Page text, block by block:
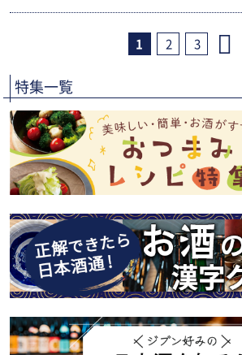
1 2 3
特集一覧